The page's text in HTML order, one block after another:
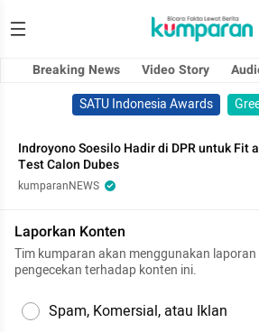
Breaking News Video Story
SATU Indonesia Awards
Indroyono Soesilo Hadir di DPR untuk Fit
Test Calon Dubes
kumparanNEWS
Laporkan Konten
Tim kumparan akan menggunakan
pengecekan terhadap konten ini.
Spam, Komersial, atau Iklan